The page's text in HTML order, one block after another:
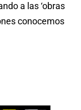
a las ‘obras
conocemos